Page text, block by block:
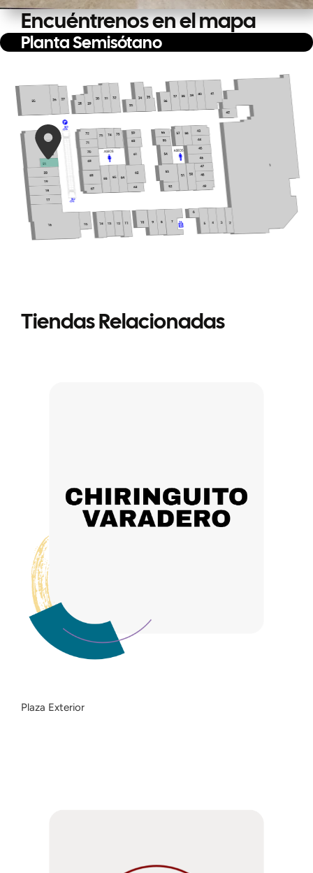
Encuéntrenos en el mapa
Planta Semisótano
Tiendas Relacionadas
Plaza Exterior